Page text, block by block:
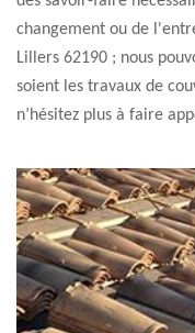
changement ou de
Lillers 62190 ; nous
soient les travaux de
n’hésitez plus à faire